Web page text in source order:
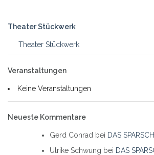
Theater Stückwerk
Theater Stückwerk
Veranstaltungen
Keine Veranstaltungen
Neueste Kommentare
Gerd Conrad bei DAS
Ulrike Schwung bei DAS